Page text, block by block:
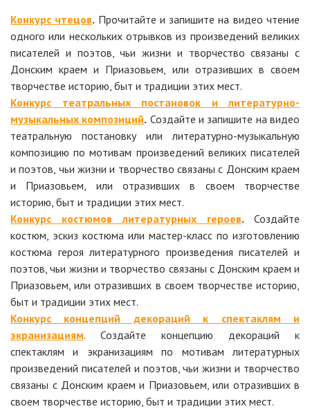
Конкурс чтецов. Прочитайте и запишите на видео чтение
одного или нескольких отрывков из произведений великих
писателей и поэтов, чьи жизни и творчество связаны с
Донским краем и Приазовьем, или отразивших в своем
творчестве историю, быт и традиции этих мест.
Конкурс театральных постановок и литературно-
музыкальных композиций. Создайте и запишите на видео
театральную постановку или литературно-музыкальную
композицию по мотивам произведений великих писателей
и поэтов, чьи жизни и творчество связаны с Донским краем
и Приазовьем, или отразивших в своем творчестве
историю, быт и традиции этих мест.
Конкурс костюмов литературных героев. Создайте
костюм, эскиз костюма или мастер-класс по изготовлению
костюма героя литературного произведения писателей и
поэтов, чьи жизни и творчество связаны с Донским краем и
Приазовьем, или отразивших в своем творчестве историю,
быт и традиции этих мест.
Конкурс концепций декораций к спектаклям и
экранизациям. Создайте концепцию декораций к
спектаклям и экранизациям по мотивам литературных
произведений писателей и поэтов, чьи жизни и творчество
связаны с Донским краем и Приазовьем, или отразивших в
своем творчестве историю, быт и традиции этих мест.